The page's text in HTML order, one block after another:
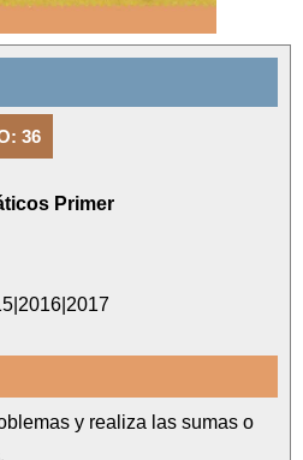
36
Primer
y realiza las sumas o